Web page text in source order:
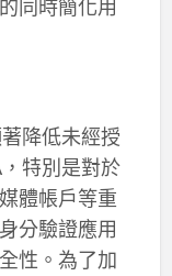
同時簡化用
降低未經授
特別是對於
體帳戶等重
分驗證應用
性。為了加